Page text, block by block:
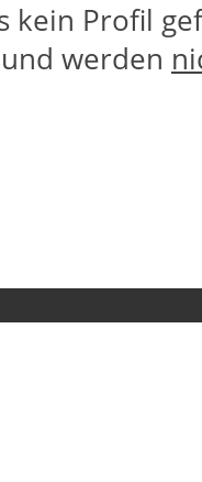
kein Profil
werden